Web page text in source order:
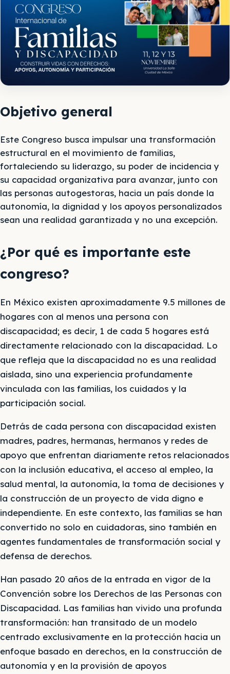
Objetivo general
Este Congreso busca impulsar una transformación
estructural en el movimiento de familias,
fortaleciendo su liderazgo, su poder de incidencia y
su capacidad organizativa para avanzar, junto con
las personas autogestoras, hacia un país donde la
autonomía, la dignidad y los apoyos personalizados
sean una realidad garantizada y no una excepción.
¿Por qué es importante este
congreso?
En México existen aproximadamente 9.5 millones de
hogares con al menos una persona con
discapacidad; es decir, 1 de cada 5 hogares está
directamente relacionado con la discapacidad. Lo
que refleja que la discapacidad no es una realidad
aislada, sino una experiencia profundamente
vinculada con las familias, los cuidados y la
participación social.
Detrás de cada persona con discapacidad existen
madres, padres, hermanas, hermanos y redes de
apoyo que enfrentan diariamente retos relacionados
con la inclusión educativa, el acceso al empleo, la
salud mental, la autonomía, la toma de decisiones y
la construcción de un proyecto de vida digno e
independiente. En este contexto, las familias se han
convertido no solo en cuidadoras, sino también en
agentes fundamentales de transformación social y
defensa de derechos.
Han pasado 20 años de la entrada en vigor de la
Convención sobre los Derechos de las Personas con
Discapacidad. Las familias han vivido una profunda
transformación: han transitado de un modelo
centrado exclusivamente en la protección hacia un
enfoque basado en derechos, en la construcción de
autonomía y en la provisión de apoyos